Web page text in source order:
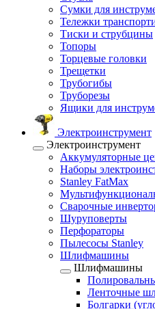
Сумки для
Тележки
Тиски и струбцины
Топоры
Торцевые головки
Трещетки
Трубогибы
Труборезы
Ящики для
Электроинструмент
Электроинструмент
Аккумуляторные
Наборы
Stanley FatMax
Сварочные
Шуруповерты
Перфораторы
Пылесосы Stanley
Шлифмашины
Шлифмашины
Ленточные
Болгарки